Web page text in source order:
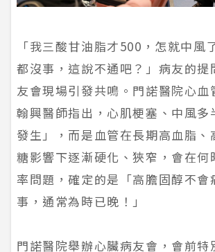
「我三酸甘油脂才500，怎就中風
都沒事，這說不通吧？」病友的提
友會現場引發共鳴。門諾醫院心血
翰興醫師指出，心肌梗塞、中風多
發生」，而是血管在長期高血脂、
糖影響下逐漸硬化、狹窄，會在何
率問題，確定的是「高膽固醇不會
事，通常為時已晚！」
門諾醫院舉辦心臟病友會，會前特